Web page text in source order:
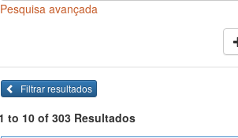
Pesquisa avançada
Filtrar resultados
to 10 of 303 Resultados